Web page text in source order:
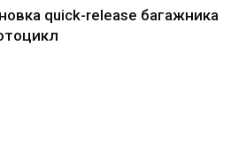
quick-release багажника